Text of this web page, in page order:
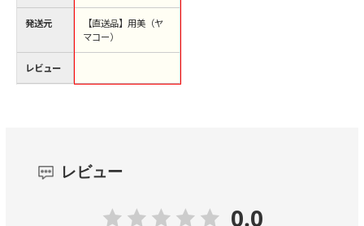
発送元
レビュー
【直送品】用美（ヤ
マコー）
レビュー
0.0